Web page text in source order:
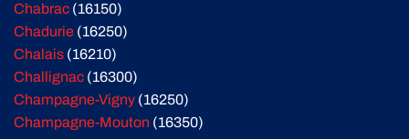
Chabrac (16150)
Chadurie (16250)
Chalais (16210)
Challignac (16300)
Champagne-Vigny (16250)
Champagne-Mouton (16350)